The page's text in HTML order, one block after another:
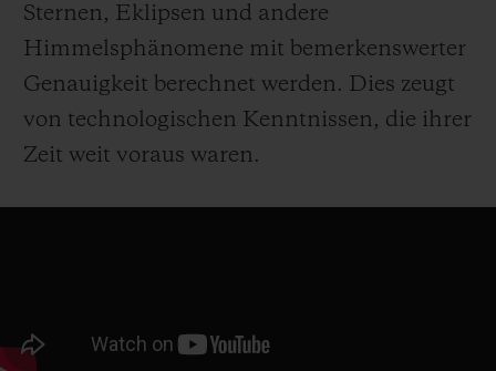
Sternen, Eklipsen und andere
Himmelsphänomene mit bemerkenswerter
Genauigkeit berechnet werden. Dies zeugt
von technologischen Kenntnissen, die ihrer
Zeit weit voraus waren.